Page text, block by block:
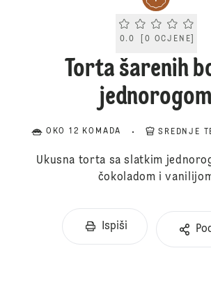
Current
0.0 0 OCJENE
Torta šarenih
jednorogom
OKO 12 KOMADA SREDNJE
Ukusna torta sa slatkim
čokoladom i
Ispiši